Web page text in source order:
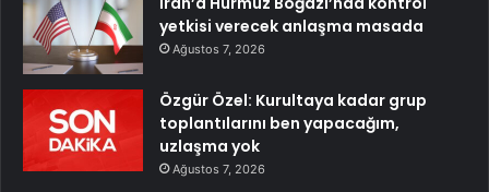
yetkisi verecek anlaşma masada
Ağustos 7, 2026
Özgür Özel: Kurultaya kadar grup
toplantılarını ben yapacağım,
uzlaşma yok
Ağustos 7, 2026